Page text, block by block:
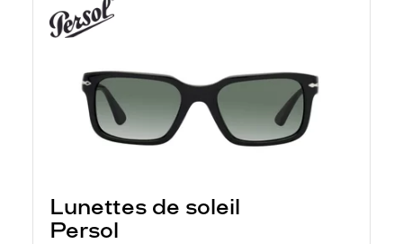
Lunettes de soleil
Persol